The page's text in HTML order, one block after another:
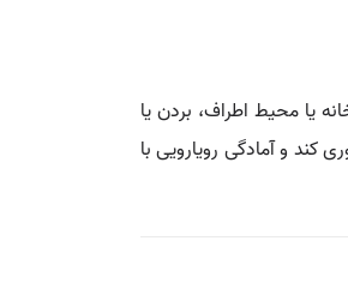
یا محیط اطراف، بردن یا
کند و آمادگی رویارویی با